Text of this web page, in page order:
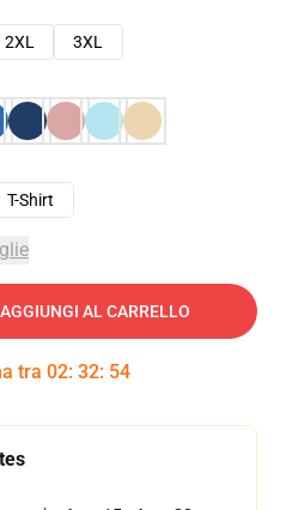
2XL
3XL
T-Shirt
AGGIUNGI AL CARRELLO
tra 02: 32: 53